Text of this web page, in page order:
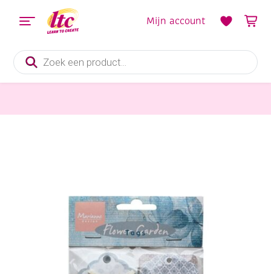
Producten
zoeken
Mijn account